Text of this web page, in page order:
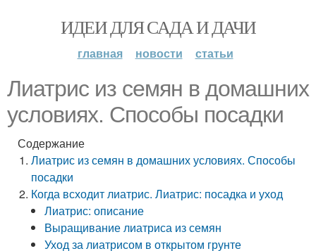
ИДЕИ ДЛЯ САДА И ДАЧИ
главная новости статьи
Лиатрис из семян в домашних
условиях. Способы посадки
Содержание
Лиатрис из семян в домашних условиях. Способы
посадки
Когда всходит лиатрис. Лиатрис: посадка и уход
Лиатрис: описание
Выращивание лиатриса из семян
Уход за лиатрисом в открытом грунте